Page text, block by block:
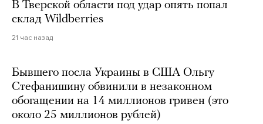
В Тверской области под удар опять попал
склад Wildberries
21 час назад
Бывшего посла Украины в США Ольгу
Стефанишину обвинили в незаконном
обогащении на 14 миллионов гривен (это
около 25 миллионов рублей)